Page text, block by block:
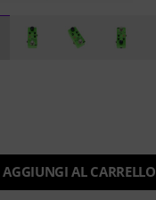
AGGIUNGI AL CARRELLO